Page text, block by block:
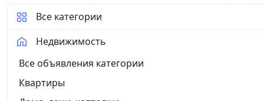
Все категории
Недвижимость
Все объявления категории
Квартиры